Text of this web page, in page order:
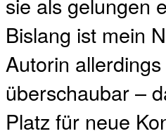
Bislang ist mein
Autorin
überschaubar –
Platz für neue